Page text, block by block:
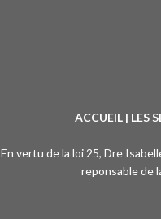
ACCUEIL| LES
En vertu de la loi 25, Dre
reponsable de